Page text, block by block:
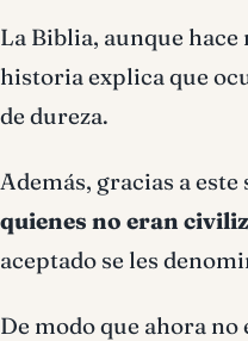
La Biblia, aunque
historia explica que
de dureza.
Además, gracias a
quienes no eran
aceptado se les
De modo que ahora